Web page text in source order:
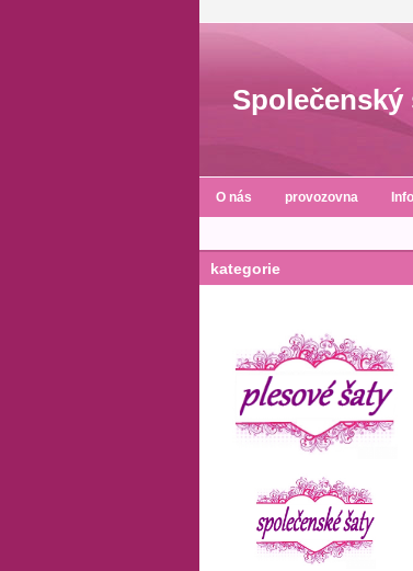
Společenský
O nás provozovna
kategorie